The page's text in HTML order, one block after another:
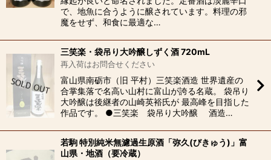
で、地魚に合うように醸されています。料理の邪
魔をせず、和食に最適な…
三笑楽・袋吊り大吟醸しずく酒 720mL
再入荷はお問合せください
富山県南砺市（旧 平村）三笑楽酒造 世界遺産の
合掌集落で名高い山村に富山が誇る名蔵。 袋吊り
大吟醸は後継者の山崎英裕氏が 最高峰を目指した
作品です。 ●三笑楽 袋吊り大吟醸 酒造…
若駒 特別純米無濾過生原酒「弥久(びきゅう)」富
山県・地酒（要冷蔵）